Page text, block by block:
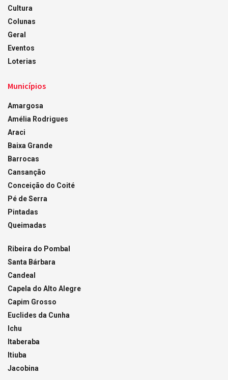
Cultura
Colunas
Geral
Eventos
Loterias
Municípios
Amargosa
Amélia Rodrigues
Araci
Baixa Grande
Barrocas
Cansanção
Conceição do Coité
Pé de Serra
Pintadas
Queimadas
Ribeira do Pombal
Santa Bárbara
Candeal
Capela do Alto Alegre
Capim Grosso
Euclides da Cunha
Ichu
Itaberaba
Itiuba
Jacobina